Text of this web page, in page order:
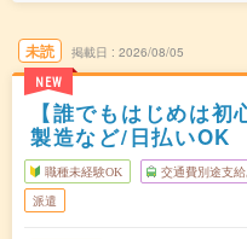
未読
NEW
掲載日 2026/08/05
【誰でもはじめは
製造など/日払いOK
職種未経験OK 交通費別途支給
派遣